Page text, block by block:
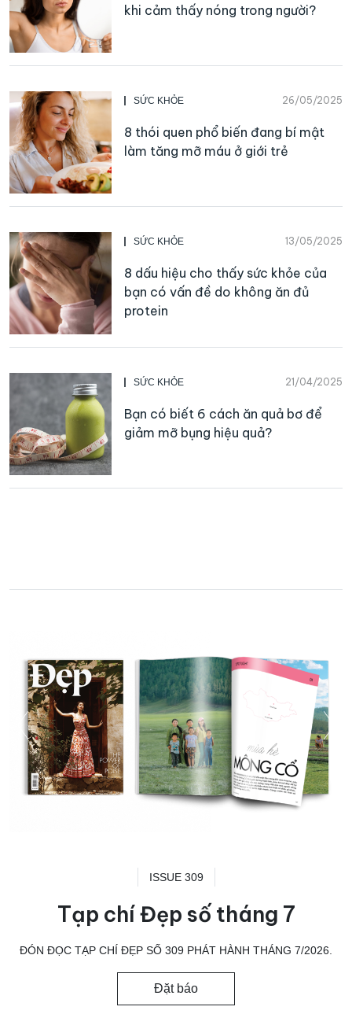
khi cảm thấy nóng trong người?
SỨC KHỎE 26/05/2025
8 thói quen phổ biến đang bí mật
làm tăng mỡ máu ở giới trẻ
SỨC KHỎE 13/05/2025
8 dấu hiệu cho thấy sức khỏe của
bạn có vấn đề do không ăn đủ
protein
SỨC KHỎE 21/04/2025
Bạn có biết 6 cách ăn quả bơ để
giảm mỡ bụng hiệu quả?
ISSUE 309
Tạp chí Đẹp số tháng 7
ĐÓN ĐỌC TẠP CHÍ ĐẸP SỐ 309 PHÁT HÀNH THÁNG 7/2026.
Đặt báo